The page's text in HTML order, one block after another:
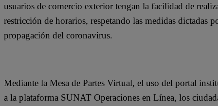
usuarios de comercio exterior tengan la facilidad de
restricción de horarios, respetando las medidas dictadas
propagación del coronavirus.
Mediante la Mesa de Partes Virtual, el uso del portal
a la plataforma SUNAT Operaciones en Línea, los